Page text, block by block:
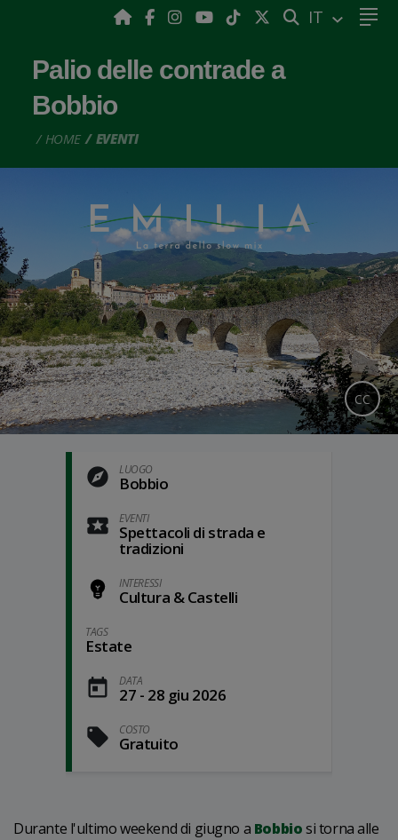
CERCA
IT
Palio delle contrade a
Bobbio
HOME EVENTI
CC
LUOGO
Bobbio
EVENTI
Spettacoli di strada e
tradizioni
INTERESSI
Cultura & Castelli
TAGS
Estate
DATA
27 - 28 giu 2026
COSTO
Gratuito
Durante l'ultimo weekend di giugno a Bobbiosi torna alle